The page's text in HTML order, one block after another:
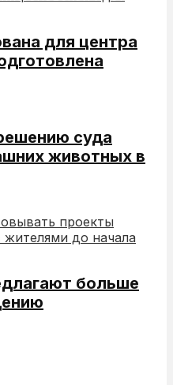
для центра
суда
животных в
больше